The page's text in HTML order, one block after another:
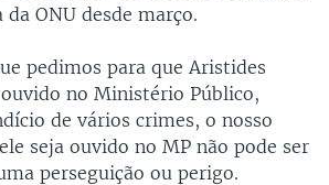
ONU desde março.
pedimos para que Aristides
ouvido no Ministério Público,
de vários crimes, o nosso
seja ouvido no MP não pode ser
perseguição ou perigo.